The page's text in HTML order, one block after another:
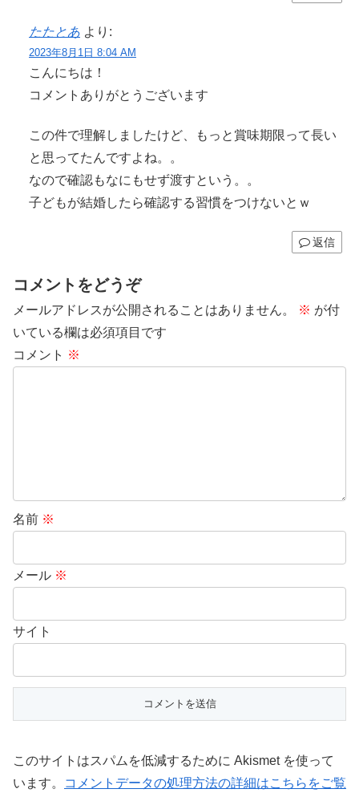
たたとあ より:
2023年8月1日 8:04 AM
こんにちは！
コメントありがとうございます
この件で理解しましたけど、もっと賞味期限って長い
と思ってたんですよね。。
なので確認もなにもせず渡すという。。
子どもが結婚したら確認する習慣をつけないとｗ
返信
コメントをどうぞ
メールアドレスが公開されることはありません。 ※ が付
いている欄は必須項目です
コメント ※
名前 ※
メール ※
サイト
このサイトはスパムを低減するために Akismet を使って
います。
コメントデータの処理方法の詳細はこちらをご覧